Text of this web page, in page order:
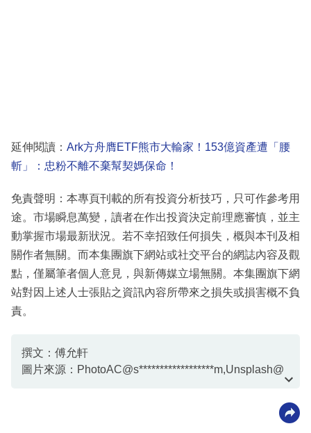
延伸閱讀： Ark方舟膺ETF熊市大輸家！153億資產遭「腰
斬」：忠粉不離不棄幫契媽保命！
免責聲明：本專頁刊載的所有投資分析技巧，只可作參考用
途。市場瞬息萬變，讀者在作出投資決定前理應審慎，並主
動掌握市場最新狀況。若不幸招致任何損失，概與本刊及相
關作者無關。而本集團旗下網站或社交平台的網誌內容及觀
點，僅屬筆者個人意見，與新傳媒立場無關。本集團旗下網
站對因上述人士張貼之資訊內容所帶來之損失或損害概不負
責。
撰文：傅允軒
圖片來源：PhotoAC@s******************m,Unsplash@